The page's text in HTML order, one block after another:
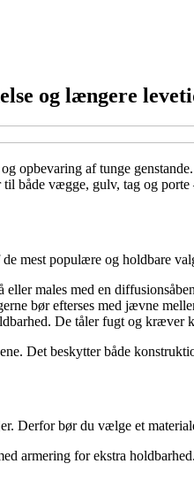
og længere
opbevaring af tunge
både vægge, gulv, tag og
mest populære og holdbare
males med en
bør efterses med jævne
De tåler fugt og kræver
Det beskytter både
Derfor bør du vælge et
armering for ekstra